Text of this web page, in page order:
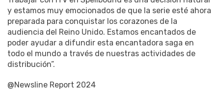
y estamos muy emocionados de que la serie esté ahora
preparada para conquistar los corazones de la
audiencia del Reino Unido. Estamos encantados de
poder ayudar a difundir esta encantadora saga en
todo el mundo a través de nuestras actividades de
distribución”.
@Newsline Report 2024